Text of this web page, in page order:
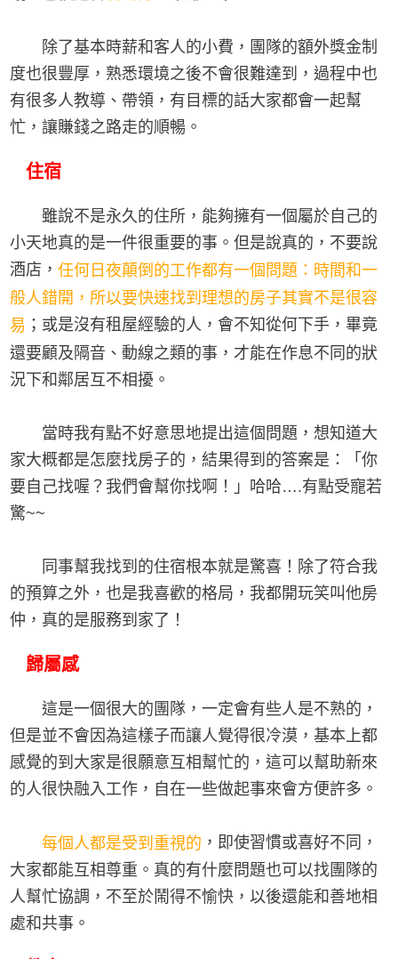
除了基本時薪和客人的小費，團隊的額外獎金制
度也很豐厚，熟悉環境之後不會很難達到，過程中也
有很多人教導、帶領，有目標的話大家都會一起幫
忙，讓賺錢之路走的順暢。
住宿
雖說不是永久的住所，能夠擁有一個屬於自己的
小天地真的是一件很重要的事。但是說真的，不要說
酒店，任何日夜顛倒的工作都有一個問題：時間和一
般人錯開，所以要快速找到理想的房子其實不是很容
易 ；或是沒有租屋經驗的人，會不知從何下手，畢竟
還要顧及隔音、動線之類的事，才能在作息不同的狀
況下和鄰居互不相擾。
當時我有點不好意思地提出這個問題，想知道大
家大概都是怎麼找房子的，結果得到的答案是：「你
要自己找喔？我們會幫你找啊！」哈哈….有點受寵若
驚~~
同事幫我找到的住宿根本就是驚喜！除了符合我
的預算之外，也是我喜歡的格局，我都開玩笑叫他房
仲，真的是服務到家了！
歸屬感
這是一個很大的團隊，一定會有些人是不熟的，
但是並不會因為這樣子而讓人覺得很冷漠，基本上都
感覺的到大家是很願意互相幫忙的，這可以幫助新來
的人很快融入工作，自在一些做起事來會方便許多。
每個人都是受到重視的 ，即使習慣或喜好不同，
大家都能互相尊重。真的有什麼問題也可以找團隊的
人幫忙協調，不至於鬧得不愉快，以後還能和善地相
處和共事。